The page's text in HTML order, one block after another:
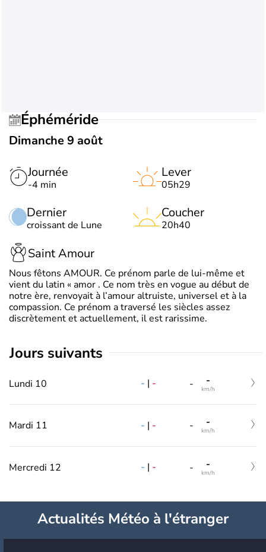
Éphéméride
Dimanche 9 août
Journée
-4 min
Dernier
croissant de Lune
Lever
05h29
Coucher
20h40
Saint Amour
Nous fêtons AMOUR. Ce prénom parle de lui-même et
vient du latin « amor . Ce nom très en vogue au début de
notre ère, renvoyait à l’amour altruiste, universel et à la
compassion. Ce prénom a traversé les siècles assez
discrètement et actuellement, il est rarissime.
jours suivants
Lundi 10 - | - - -
km/h
Mardi 11 - | - - -
km/h
Mercredi 12 - | - - -
km/h
Actualités Météo à l'étranger